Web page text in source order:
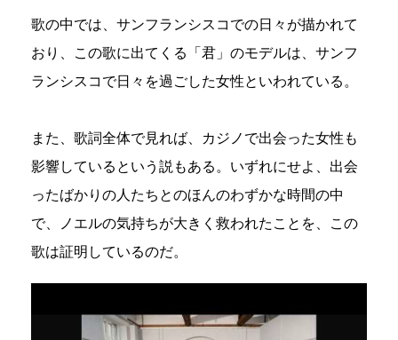
歌の中では、サンフランシスコでの日々が描かれて
おり、この歌に出てくる「君」のモデルは、サンフ
ランシスコで日々を過ごした女性といわれている。
また、歌詞全体で見れば、カジノで出会った女性も
影響しているという説もある。いずれにせよ、出会
ったばかりの人たちとのほんのわずかな時間の中
で、ノエルの気持ちが大きく救われたことを、この
歌は証明しているのだ。